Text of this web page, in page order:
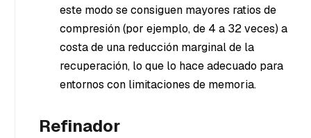
este modo se consiguen mayores ratios de
compresión (por ejemplo, de 4 a 32 veces) a
costa de una reducción marginal de la
recuperación, lo que lo hace adecuado para
entornos con limitaciones de memoria.
Refinador